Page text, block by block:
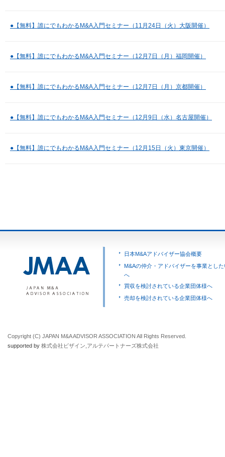
●【無料】誰にでもわかるM&A入門セミナー（11月24日（火）大阪開催）
●【無料】誰にでもわかるM&A入門セミナー（12月7日（月）福岡開催）
●【無料】誰にでもわかるM&A入門セミナー（12月7日（月）京都開催）
●【無料】誰にでもわかるM&A入門セミナー（12月9日（水）名古屋開催）
●【無料】誰にでもわかるM&A入門セミナー（12月15日（火）東京開催）
日本M&Aアドバイザー協会概要
M&Aの仲介・アドバイザーを事業とし
へ
買収を検討されている企業団体様へ
売却を検討されている企業団体様へ
Copyright (C) JAPAN M&A ADVISOR ASSOCIATION All Rights Reserved.
supported by 株式会社ビザイン アルテパートナーズ株式会社